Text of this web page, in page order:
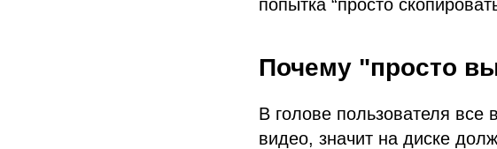
попытка “просто
Почему "просто
В голове пользователя все
видео, значит на диске